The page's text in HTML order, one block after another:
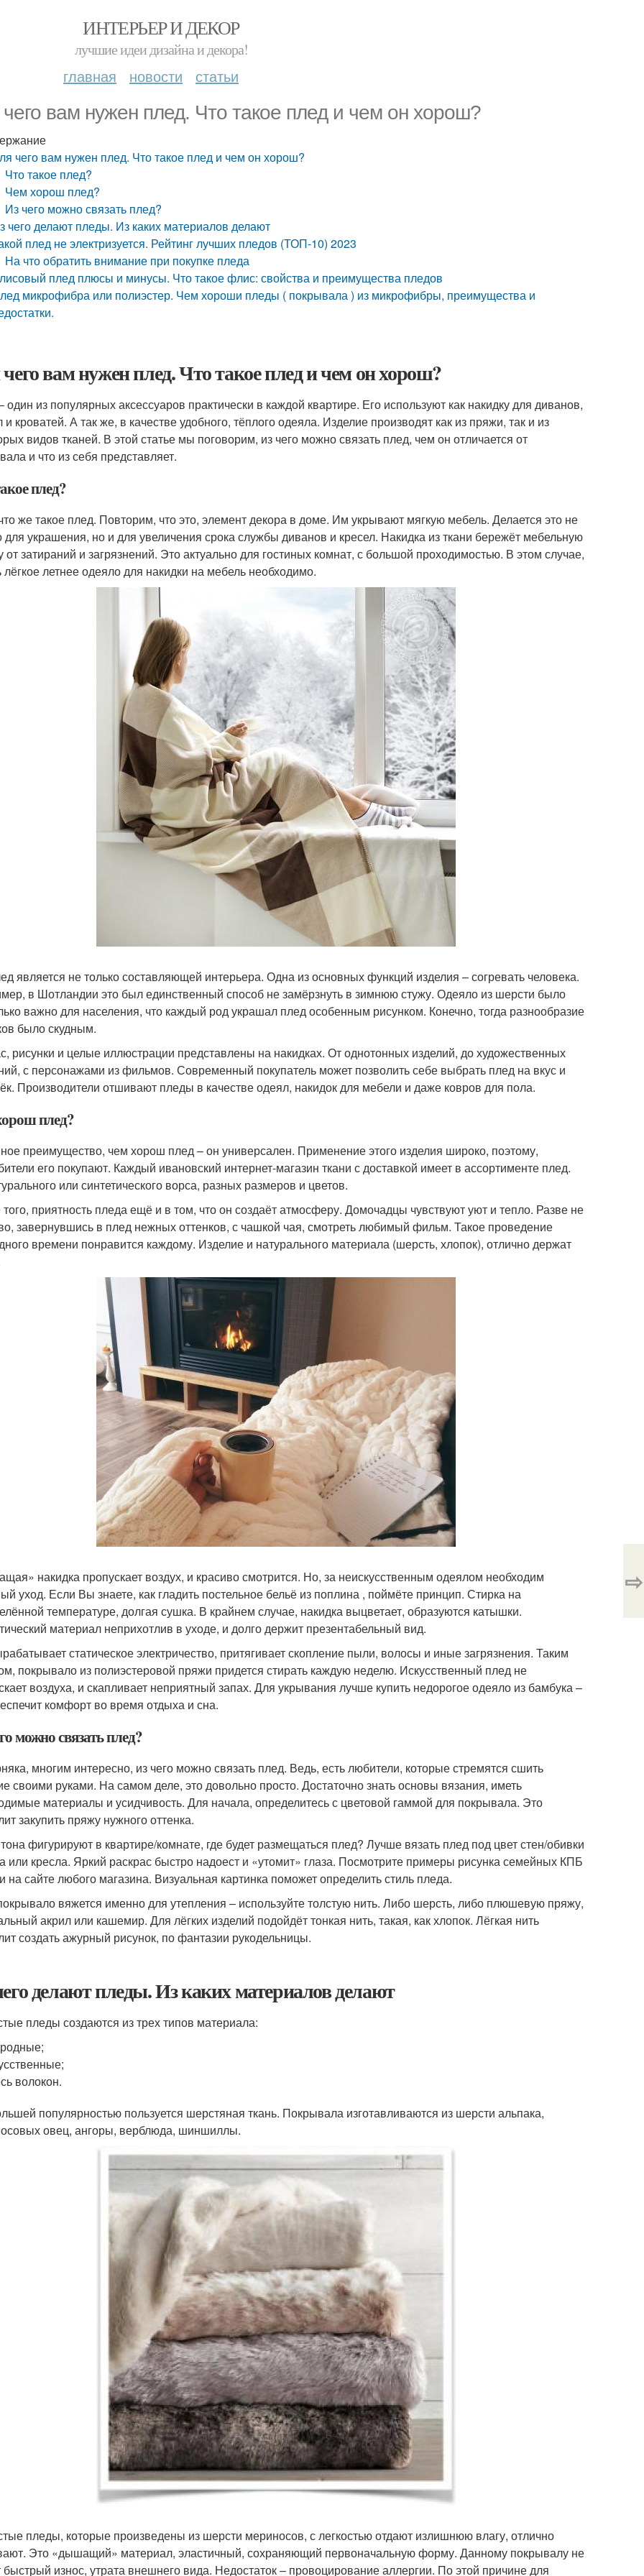
ИНТЕРЬЕР И ДЕКОР
лучшие идеи дизайна и декора!
главная новости статьи
вам нужен плед. Что такое плед и чем он хорош?
чего вам нужен плед. Что такое плед и чем он хорош?
Что такое плед?
Чем хорош плед?
Из чего можно связать плед?
чего делают пледы. Из каких материалов делают
плед не электризуется. Рейтинг лучших пледов (ТОП-10) 2023
На что обратить внимание при покупке пледа
плед плюсы и минусы. Что такое флис: свойства и преимущества пледов
микрофибра или полиэстер. Чем хороши пледы ( покрывала ) из микрофибры, преимущества и
вам нужен плед. Что такое плед и чем он хорош?
один из популярных аксессуаров практически в каждой квартире. Его используют как накидку для диванов,
и кроватей. А так же, в качестве удобного, тёплого одеяла. Изделие производят как из пряжи, так и из
видов тканей. В этой статье мы поговорим, из чего можно связать плед, чем он отличается от
и что из себя представляет.
плед?
же такое плед. Повторим, что это, элемент декора в доме. Им укрывают мягкую мебель. Делается это не
для украшения, но и для увеличения срока службы диванов и кресел. Накидка из ткани бережёт мебельную
от затираний и загрязнений. Это актуально для гостиных комнат, с большой проходимостью. В этом случае,
лёгкое летнее одеяло для накидки на мебель необходимо.
является не только составляющей интерьера. Одна из основных функций изделия – согревать человека.
в Шотландии это был единственный способ не замёрзнуть в зимнюю стужу. Одеяло из шерсти было
важно для населения, что каждый род украшал плед особенным рисунком. Конечно, тогда разнообразие
было скудным.
рисунки и целые иллюстрации представлены на накидках. От однотонных изделий, до художественных
с персонажами из фильмов. Современный покупатель может позволить себе выбрать плед на вкус и
Производители отшивают пледы в качестве одеял, накидок для мебели и даже ковров для пола.
плед?
преимущество, чем хорош плед – он универсален. Применение этого изделия широко, поэтому,
его покупают. Каждый ивановский интернет-магазин ткани с доставкой имеет в ассортименте плед.
или синтетического ворса, разных размеров и цветов.
приятность пледа ещё и в том, что он создаёт атмосферу. Домочадцы чувствуют уют и тепло. Разве не
завернувшись в плед нежных оттенков, с чашкой чая, смотреть любимый фильм. Такое проведение
времени понравится каждому. Изделие и натурального материала (шерсть, хлопок), отлично держат
накидка пропускает воздух, и красиво смотрится. Но, за неискусственным одеялом необходим
уход. Если Вы знаете, как гладить постельное бельё из поплина , поймёте принцип. Стирка на
температуре, долгая сушка. В крайнем случае, накидка выцветает, образуются катышки.
материал неприхотлив в уходе, и долго держит презентабельный вид.
статическое электричество, притягивает скопление пыли, волосы и иные загрязнения. Таким
покрывало из полиэстеровой пряжи придется стирать каждую неделю. Искусственный плед не
воздуха, и скапливает неприятный запах. Для укрывания лучше купить недорогое одеяло из бамбука –
комфорт во время отдыха и сна.
можно связать плед?
многим интересно, из чего можно связать плед. Ведь, есть любители, которые стремятся сшить
своими руками. На самом деле, это довольно просто. Достаточно знать основы вязания, иметь
материалы и усидчивость. Для начала, определитесь с цветовой гаммой для покрывала. Это
закупить пряжу нужного оттенка.
фигурируют в квартире/комнате, где будет размещаться плед? Лучше вязать плед под цвет стен/обивки
или кресла. Яркий раскрас быстро надоест и «утомит» глаза. Посмотрите примеры рисунка семейных КПБ
на сайте любого магазина. Визуальная картинка поможет определить стиль пледа.
вяжется именно для утепления – используйте толстую нить. Либо шерсть, либо плюшевую пряжу,
акрил или кашемир. Для лёгких изделий подойдёт тонкая нить, такая, как хлопок. Лёгкая нить
создать ажурный рисунок, по фантазии рукодельницы.
делают пледы. Из каких материалов делают
пледы создаются из трех типов материала:
волокон.
популярностью пользуется шерстяная ткань. Покрывала изготавливаются из шерсти альпака,
овец, ангоры, верблюда, шиншиллы.
пледы, которые произведены из шерсти мериносов, с легкостью отдают излишнюю влагу, отлично
Это «дышащий» материал, эластичный, сохраняющий первоначальную форму. Данному покрывалу не
быстрый износ, утрата внешнего вида. Недостаток – провоцирование аллергии. По этой причине для
⇨